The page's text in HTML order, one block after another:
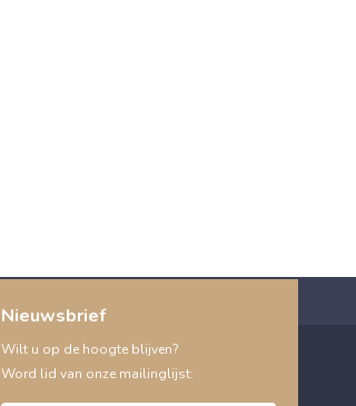
Nieuwsbrief
Wilt u op de hoogte blijven?
Word lid van onze mailinglijst: